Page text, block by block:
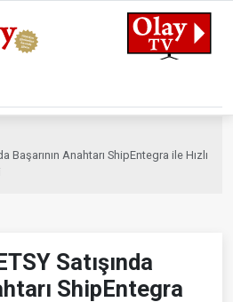
Başarının Anahtarı ShipEntegra ile Hızlı
Satışında
ShipEntegra